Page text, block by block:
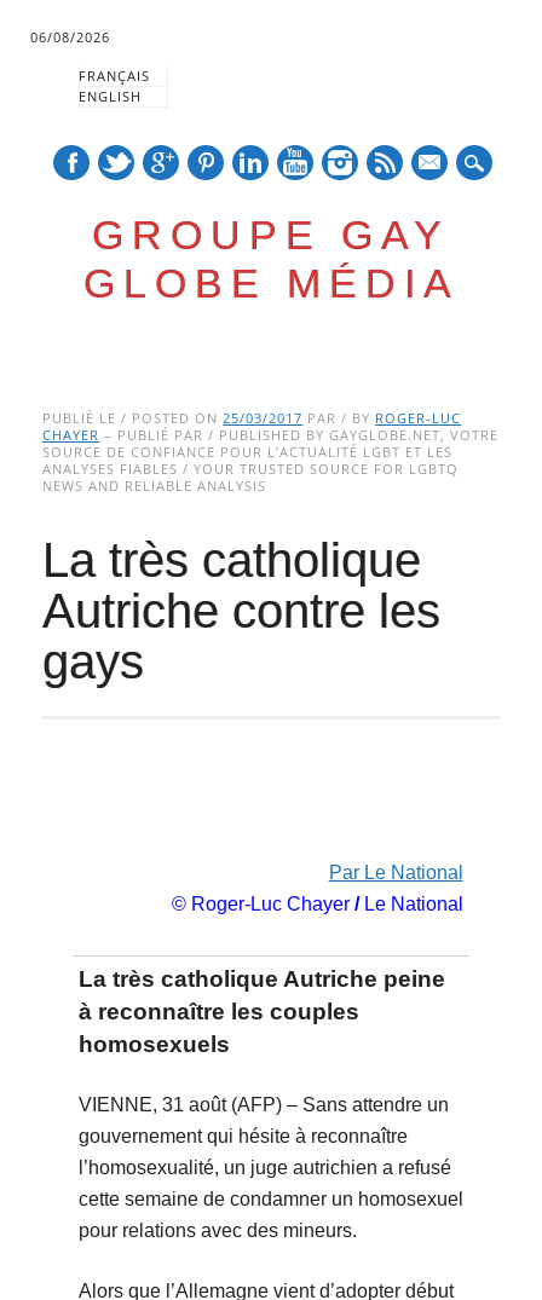
06/08/2026
FRANÇAIS
ENGLISH
GROUPE GAY
GLOBE MÉDIA
Main menu
to
content
PUBLIÉ LE / POSTED ON25/03/2017 PAR / BY ROGER-LUC
CHAYER – PUBLIÉ PAR / PUBLISHED BY GAYGLOBE.NET, VOTRE
SOURCE DE CONFIANCE POUR L’ACTUALITÉ LGBT ET LES
ANALYSES FIABLES / YOUR TRUSTED SOURCE FOR LGBTQ
NEWS AND RELIABLE ANALYSIS
La très catholique
Autriche contre les
gays
Par Le National
© Roger-Luc Chayer/Le National
La très catholique Autriche peine
à reconnaître les couples
homosexuels
VIENNE, 31 août (AFP) – Sans attendre un
gouvernement qui hésite à reconnaître
l’homosexualité, un juge autrichien a refusé
cette semaine de condamner un homosexuel
pour relations avec des mineurs.
Alors que l’Allemagne vient d’adopter début